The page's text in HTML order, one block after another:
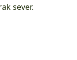
sever.